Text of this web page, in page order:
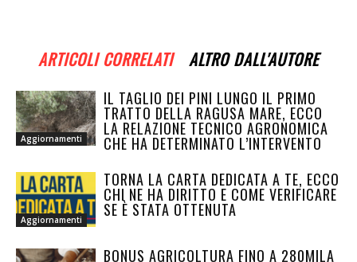
ARTICOLI CORRELATI ALTRO DALL'AUTORE
Aggiornamenti
IL TAGLIO DEI PINI LUNGO IL PRIMO
TRATTO DELLA RAGUSA MARE, ECCO
LA RELAZIONE TECNICO AGRONOMICA
CHE HA DETERMINATO L’INTERVENTO
Aggiornamenti
TORNA LA CARTA DEDICATA A TE, ECCO
CHI NE HA DIRITTO E COME VERIFICARE
SE È STATA OTTENUTA
BONUS AGRICOLTURA FINO A 280MILA